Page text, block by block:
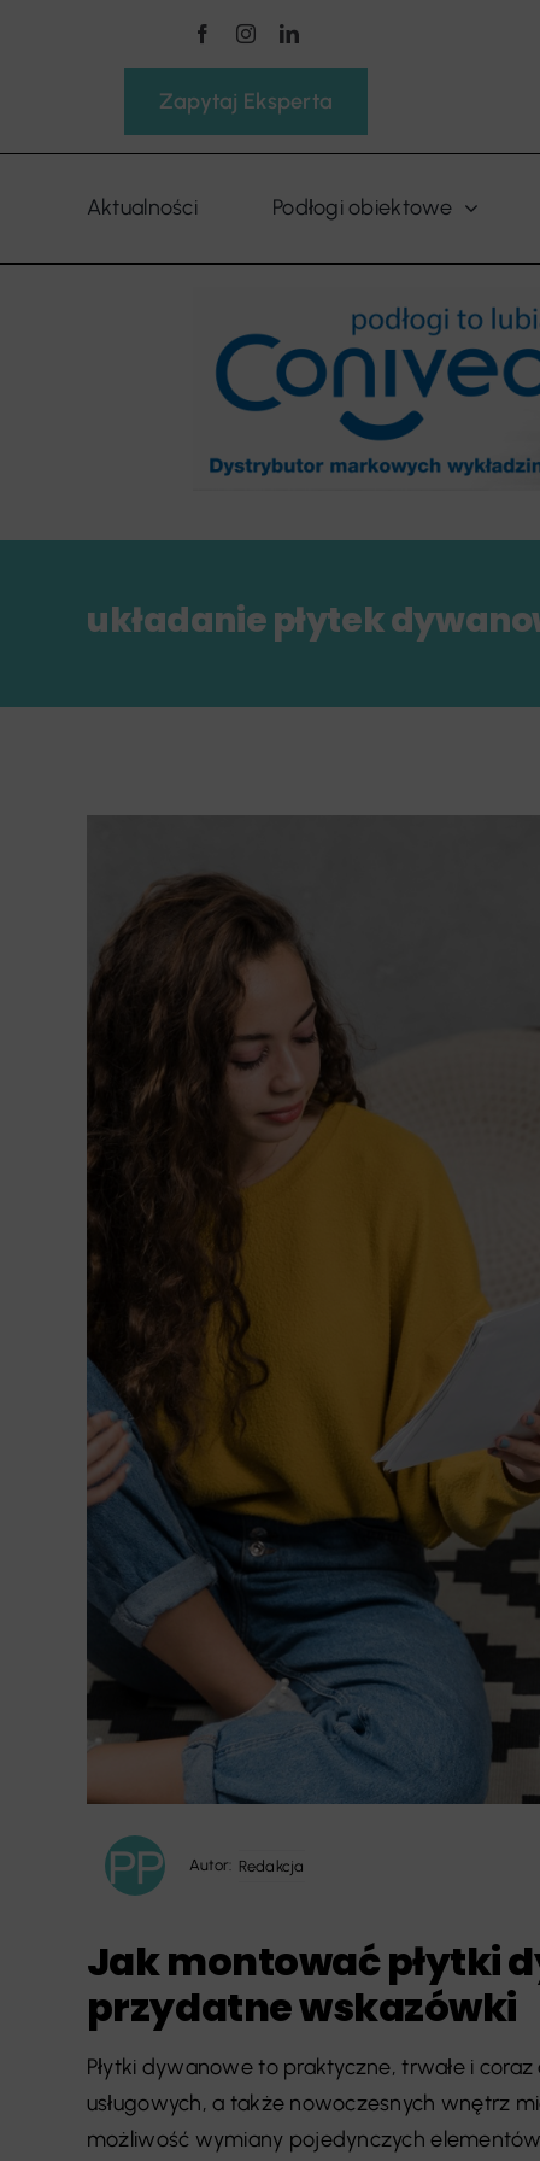
Zapytaj Eksperta
Aktualności Podłogi obiektowe
układanie płytek
Autor: Redakcja
Jak montować płytki
przydatne wskazówki
Płytki dywanowe to praktyczne, trwałe i
usługowych, a także nowoczesnych wnętrz
możliwość wymiany pojedynczych